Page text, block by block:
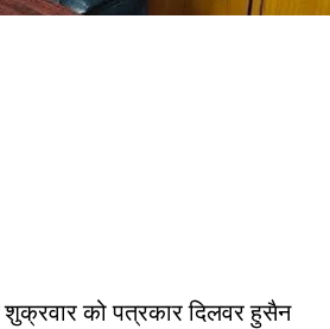
को पत्रकार दिलवर हुसैन